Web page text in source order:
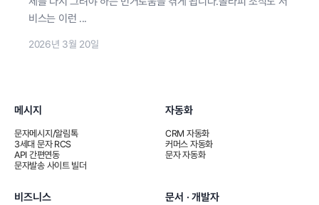
비스는 이런 ...
2026년 3월 20일
메시지
문자메시지/알림톡
3세대 문자 RCS
API 간편연동
문자발송 사이트 빌더
자동화
CRM 자동화
커머스 자동화
문자 자동화
비즈니스 문서 · 개발자